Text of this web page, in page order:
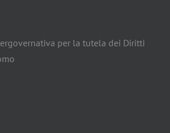
per la tutela dei Diritti